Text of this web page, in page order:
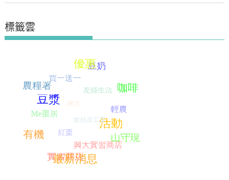
標籤雲